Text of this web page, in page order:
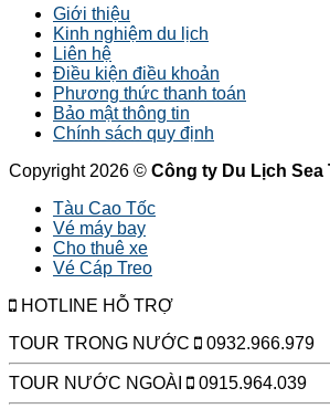
Giới thiệu
Kinh nghiệm du lịch
Liên hệ
Điều kiện điều khoản
Phương thức thanh toán
Bảo mật thông tin
Chính sách quy định
Copyright 2026 © Công ty Du Lịch Sea
Tàu Cao Tốc
Vé máy bay
Cho thuê xe
Vé Cáp Treo
HOTLINE HỖ TRỢ
TOUR TRONG NƯỚC
0932.966.979
TOUR NƯỚC NGOÀI 0915.964.039